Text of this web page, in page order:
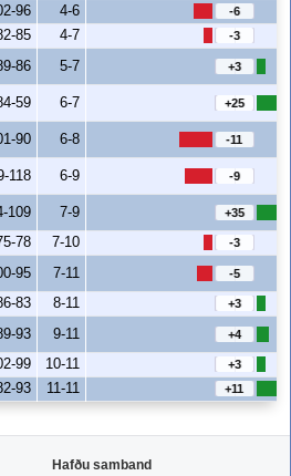
96 4-6 -6
85 4-7 -3
86 5-7 +3
59 6-7 +25
90 6-8 -11
118 6-9 -9
109 7-9 +35
78 7-10 -3
95 7-11 -5
83 8-11 +3
93 9-11 +4
99 10-11 +3
93 11-11 +11
Hafðu samband